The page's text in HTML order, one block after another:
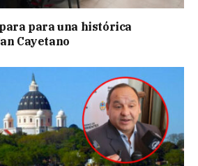
para una histórica
Cayetano